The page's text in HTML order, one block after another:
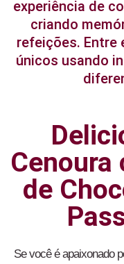
experiência de
criando
refeições. Entre
únicos usando
Cenoura
de
Se você é apaixonado